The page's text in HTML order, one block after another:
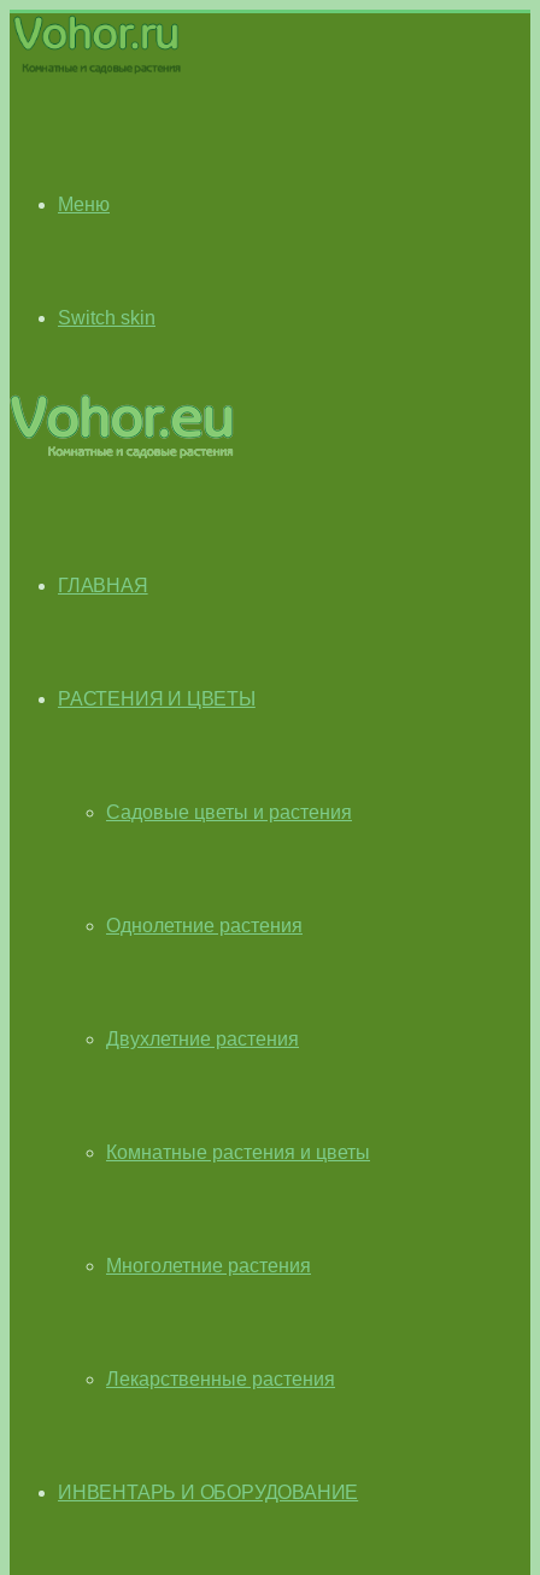
Меню
Switch skin
ГЛАВНАЯ
РАСТЕНИЯ И ЦВЕТЫ
Садовые цветы и растения
Однолетние растения
Двухлетние растения
Комнатные растения и цветы
Многолетние растения
Лекарственные растения
ИНВЕНТАРЬ И ОБОРУДОВАНИЕ